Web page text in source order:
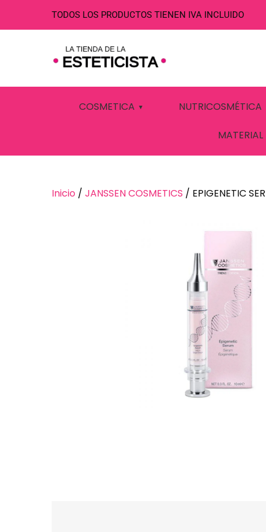
TODOS LOS PRODUCTOS TIENEN IVA INCLUIDO
COSMETICA NUTRICOSMÉTICA
MATERIAL
EPIGENETIC
Inicio / JANSSEN COSMETICS / EPIGENETIC